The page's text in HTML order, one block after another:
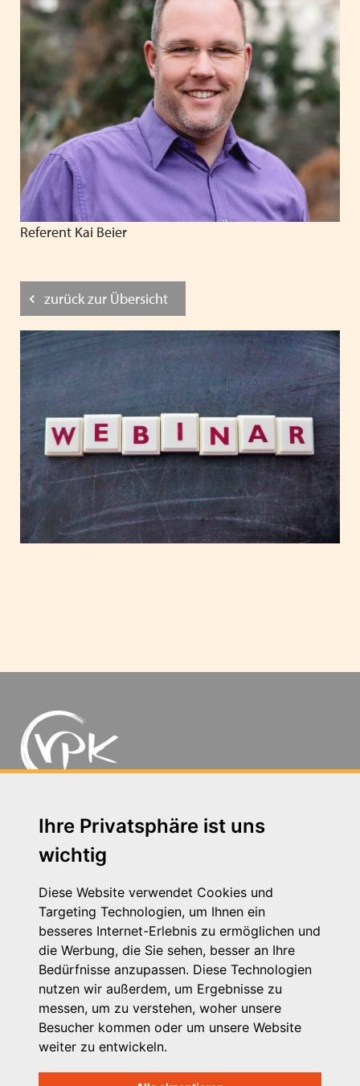
Ihre Privatsphäre ist uns
wichtig
Diese Website verwendet Cookies und
Targeting Technologien, um Ihnen ein
besseres Internet-Erlebnis zu ermöglichen und
die Werbung, die Sie sehen, besser an Ihre
Bedürfnisse anzupassen. Diese Technologien
nutzen wir außerdem, um Ergebnisse zu
messen, um zu verstehen, woher unsere
Besucher kommen oder um unsere Website
weiter zu entwickeln.
Referent Kai Beier
zurück zur Übersicht
Michaelkirchstr. 17/18 - 10179 Berlin
Telefon: 030 – 58 58 17 16 01
E-Mail: info@vpk.de
Presse
Kontakt
Impressum
Datenschutzhinweis
Login